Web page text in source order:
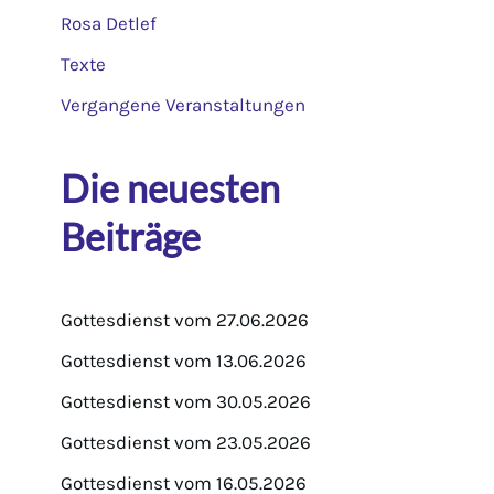
Rosa Detlef
Texte
Vergangene Veranstaltungen
Die neuesten
Beiträge
Gottesdienst vom 27.06.2026
Gottesdienst vom 13.06.2026
Gottesdienst vom 30.05.2026
Gottesdienst vom 23.05.2026
Gottesdienst vom 16.05.2026